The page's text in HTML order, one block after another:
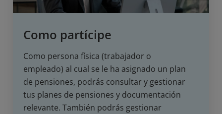
Como partícipe
Como persona física (trabajador o
empleado) al cual se le ha asignado un plan
de pensiones, podrás consultar y gestionar
tus planes de pensiones y documentación
relevante. También podrás gestionar